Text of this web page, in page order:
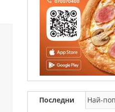
Последни Най-